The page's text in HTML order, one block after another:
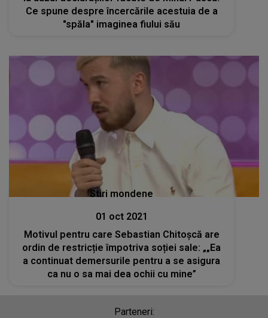
Ce spune despre încercările acestuia de a
"spăla" imaginea fiului său
Stiri mondene
01 oct 2021
Motivul pentru care Sebastian Chitoșcă are
ordin de restricție împotriva soției sale: „„Ea
a continuat demersurile pentru a se asigura
ca nu o sa mai dea ochii cu mine”
Parteneri: